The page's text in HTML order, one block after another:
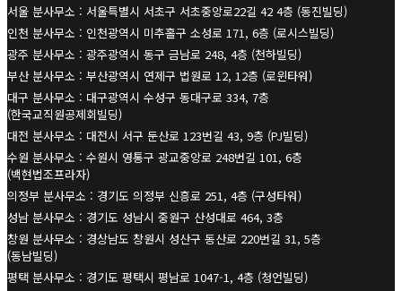
서울 분사무소 : 서울특별시 서초구 서초중앙로22길 42 4층 (동진빌딩)
인천 분사무소 : 인천광역시 미추홀구 소성로 171, 6층 (로시스빌딩)
광주 분사무소 : 광주광역시 동구 금남로 248, 4층 (천하빌딩)
부산 분사무소 : 부산광역시 연제구 법원로 12, 12층 (로윈타워)
대구 분사무소 : 대구광역시 수성구 동대구로 334, 7층
(한국교직원공제회빌딩)
대전 분사무소 : 대전시 서구 둔산로 123번길 43, 9층 (PJ빌딩)
수원 분사무소 : 수원시 영통구 광교중앙로 248번길 101, 6층
(백현법조프라자)
의정부 분사무소 : 경기도 의정부 신흥로 251, 4층 (구성타워)
성남 분사무소 : 경기도 성남시 중원구 산성대로 464, 3층
창원 분사무소 : 경상남도 창원시 성산구 동산로 220번길 31, 5층
(동남빌딩)
평택 분사무소 : 경기도 평택시 평남로 1047-1, 4층 (청언빌딩)